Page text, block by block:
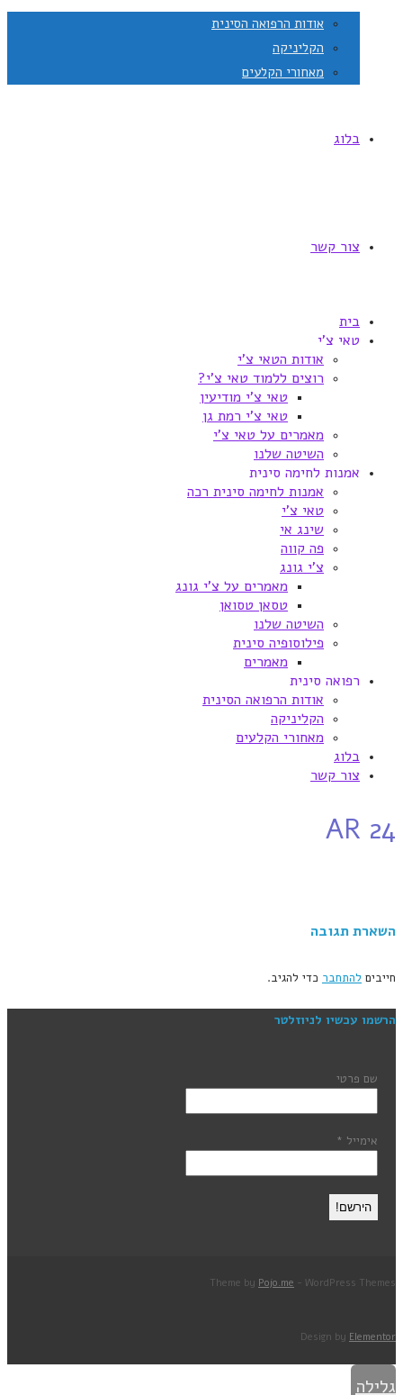
אודות הרפואה הסינית
הקליניקה
מאחורי הקלעים
בלוג
צור קשר
בית
טאי צ'י
אודות הטאי צ'י
רוצים ללמוד טאי צ'י?
טאי צ'י מודיעין
טאי צ'י רמת גן
מאמרים על טאי צ'י
השיטה שלנו
אמנות לחימה סינית
אמנות לחימה סינית רכה
טאי צ'י
שינג אי
פה קווה
צ'י גונג
מאמרים על צ'י גונג
טסאן טסואן
השיטה שלנו
פילוסופיה סינית
מאמרים
רפואה סינית
אודות הרפואה הסינית
הקליניקה
מאחורי הקלעים
בלוג
צור קשר
AR 24
השארת תגובה
חייבים להתחבר כדי להגיב.
הרשמו עכשיו לניוזלטר
שם פרטי
אימייל *
Theme by Pojo.me - WordPress Themes
Design by Elementor
גלילה